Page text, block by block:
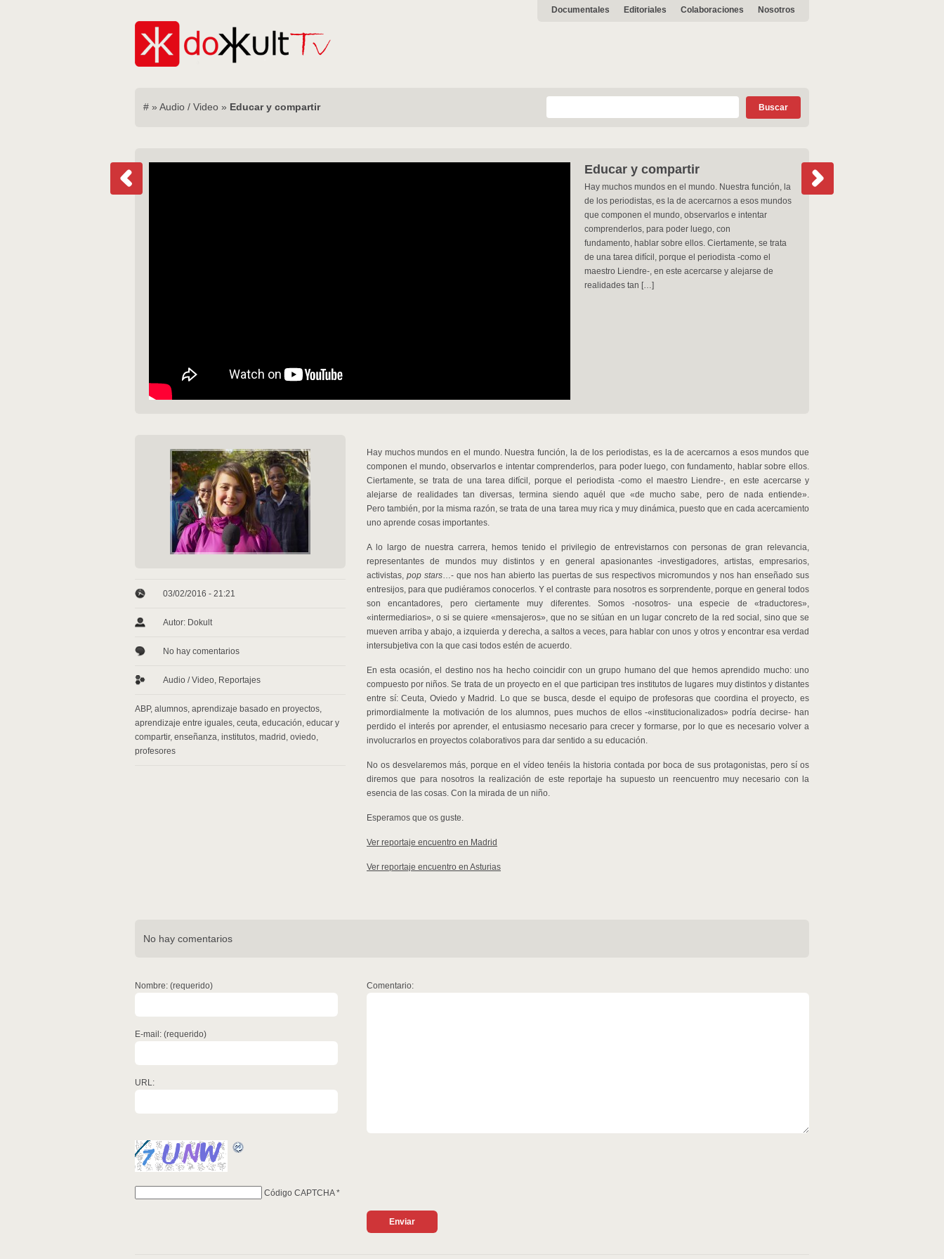
Documentales Editoriales Colaboraciones Nosotros
# » Audio / Video » Educar y compartir
Educar y compartir
Hay muchos mundos en el mundo. Nuestra función, la
de los periodistas, es la de acercarnos a esos mundos
que componen el mundo, observarlos e intentar
comprenderlos, para poder luego, con
fundamento, hablar sobre ellos. Ciertamente, se trata
de una tarea difícil, porque el periodista -como el
maestro Liendre-, en este acercarse y alejarse de
realidades tan […]
03/02/2016 - 21:21
Autor: Dokult
No hay comentarios
Audio / Video, Reportajes
ABP, alumnos, aprendizaje basado en proyectos,
aprendizaje entre iguales, ceuta, educación, educar y
compartir, enseñanza, institutos, madrid , oviedo,
profesores
Hay muchos mundos en el mundo. Nuestra función, la de los periodistas, es la de acercarnos a esos mundos que
componen el mundo, observarlos e intentar comprenderlos, para poder luego, con fundamento, hablar sobre ellos.
Ciertamente, se trata de una tarea difícil, porque el periodista -como el maestro Liendre-, en este acercarse y
alejarse de realidades tan diversas, termina siendo aquél que «de mucho sabe, pero de nada entiende».
Pero también, por la misma razón, se trata de una tarea muy rica y muy dinámica, puesto que en cada acercamiento
uno aprende cosas importantes.
A lo largo de nuestra carrera, hemos tenido el privilegio de entrevistarnos con personas de gran relevancia,
representantes de mundos muy distintos y en general apasionantes -investigadores, artistas, empresarios,
activistas, pop stars…- que nos han abierto las puertas de sus respectivos micromundos y nos han enseñado sus
entresijos, para que pudiéramos conocerlos. Y el contraste para nosotros es sorprendente, porque en general todos
son encantadores, pero ciertamente muy diferentes. Somos -nosotros- una especie de «traductores»,
«intermediarios», o si se quiere «mensajeros», que no se sitúan en un lugar concreto de la red social, sino que se
mueven arriba y abajo, a izquierda y derecha, a saltos a veces, para hablar con unos y otros y encontrar esa verdad
intersubjetiva con la que casi todos estén de acuerdo.
En esta ocasión, el destino nos ha hecho coincidir con un grupo humano del que hemos aprendido mucho: uno
compuesto por niños. Se trata de un proyecto en el que participan tres institutos de lugares muy distintos y distantes
entre sí: Ceuta, Oviedo y Madrid. Lo que se busca, desde el equipo de profesoras que coordina el proyecto, es
primordialmente la motivación de los alumnos, pues muchos de ellos -«institucionalizados» podría decirse- han
perdido el interés por aprender, el entusiasmo necesario para crecer y formarse, por lo que es necesario volver a
involucrarlos en proyectos colaborativos para dar sentido a su educación.
No os desvelaremos más, porque en el vídeo tenéis la historia contada por boca de sus protagonistas, pero sí os
diremos que para nosotros la realización de este reportaje ha supuesto un reencuentro muy necesario con la
esencia de las cosas. Con la mirada de un niño.
Esperamos que os guste.
Ver reportaje encuentro en Madrid
Ver reportaje encuentro en Asturias
No hay comentarios
Nombre: (requerido)
E-mail: (requerido)
URL:
Comentario:
Código CAPTCHA*